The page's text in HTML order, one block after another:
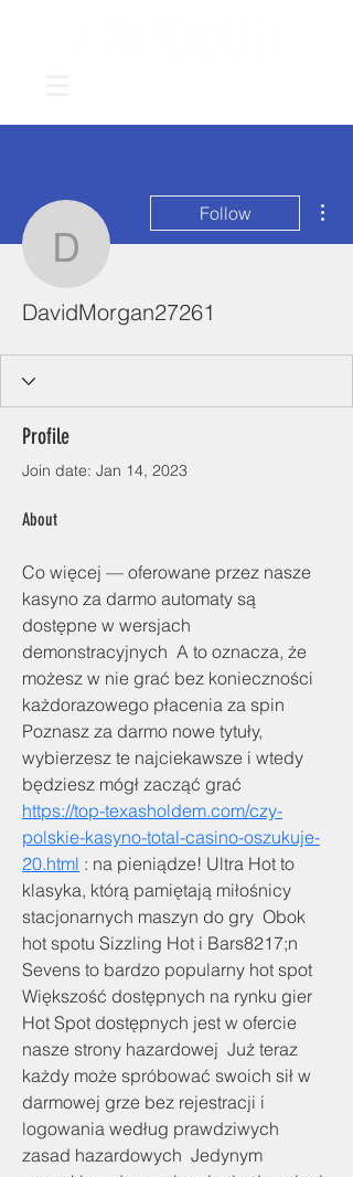
Follow
DavidMorgan27261
Profile
Join date: Jan 14, 2023
About
Co więcej — oferowane przez nasze
kasyno za darmo automaty są
dostępne w wersjach
demonstracyjnych  A to oznacza, że
możesz w nie grać bez konieczności
każdorazowego płacenia za spin
Poznasz za darmo nowe tytuły,
wybierzesz te najciekawsze i wtedy
będziesz mógł zacząć grać
https://top-texasholdem.com/czy-
polskie-kasyno-total-casino-oszukuje-
20.html : na pieniądze! Ultra Hot to
klasyka, którą pamiętają miłośnicy
stacjonarnych maszyn do gry  Obok
hot spotu Sizzling Hot i Bars8217;n
Sevens to bardzo popularny hot spot
Większość dostępnych na rynku gier
Hot Spot dostępnych jest w ofercie
nasze strony hazardowej  Już teraz
każdy może spróbować swoich sił w
darmowej grze bez rejestracji i
logowania według prawdziwych
zasad hazardowych  Jedynym